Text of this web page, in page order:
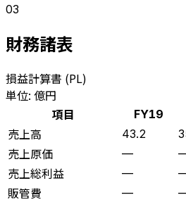
03
財務諸表
損益計算書 (PL)
単位: 億円
項目
FY19
売上高 43.2
売上原価 —
売上総利益 —
販管費 —